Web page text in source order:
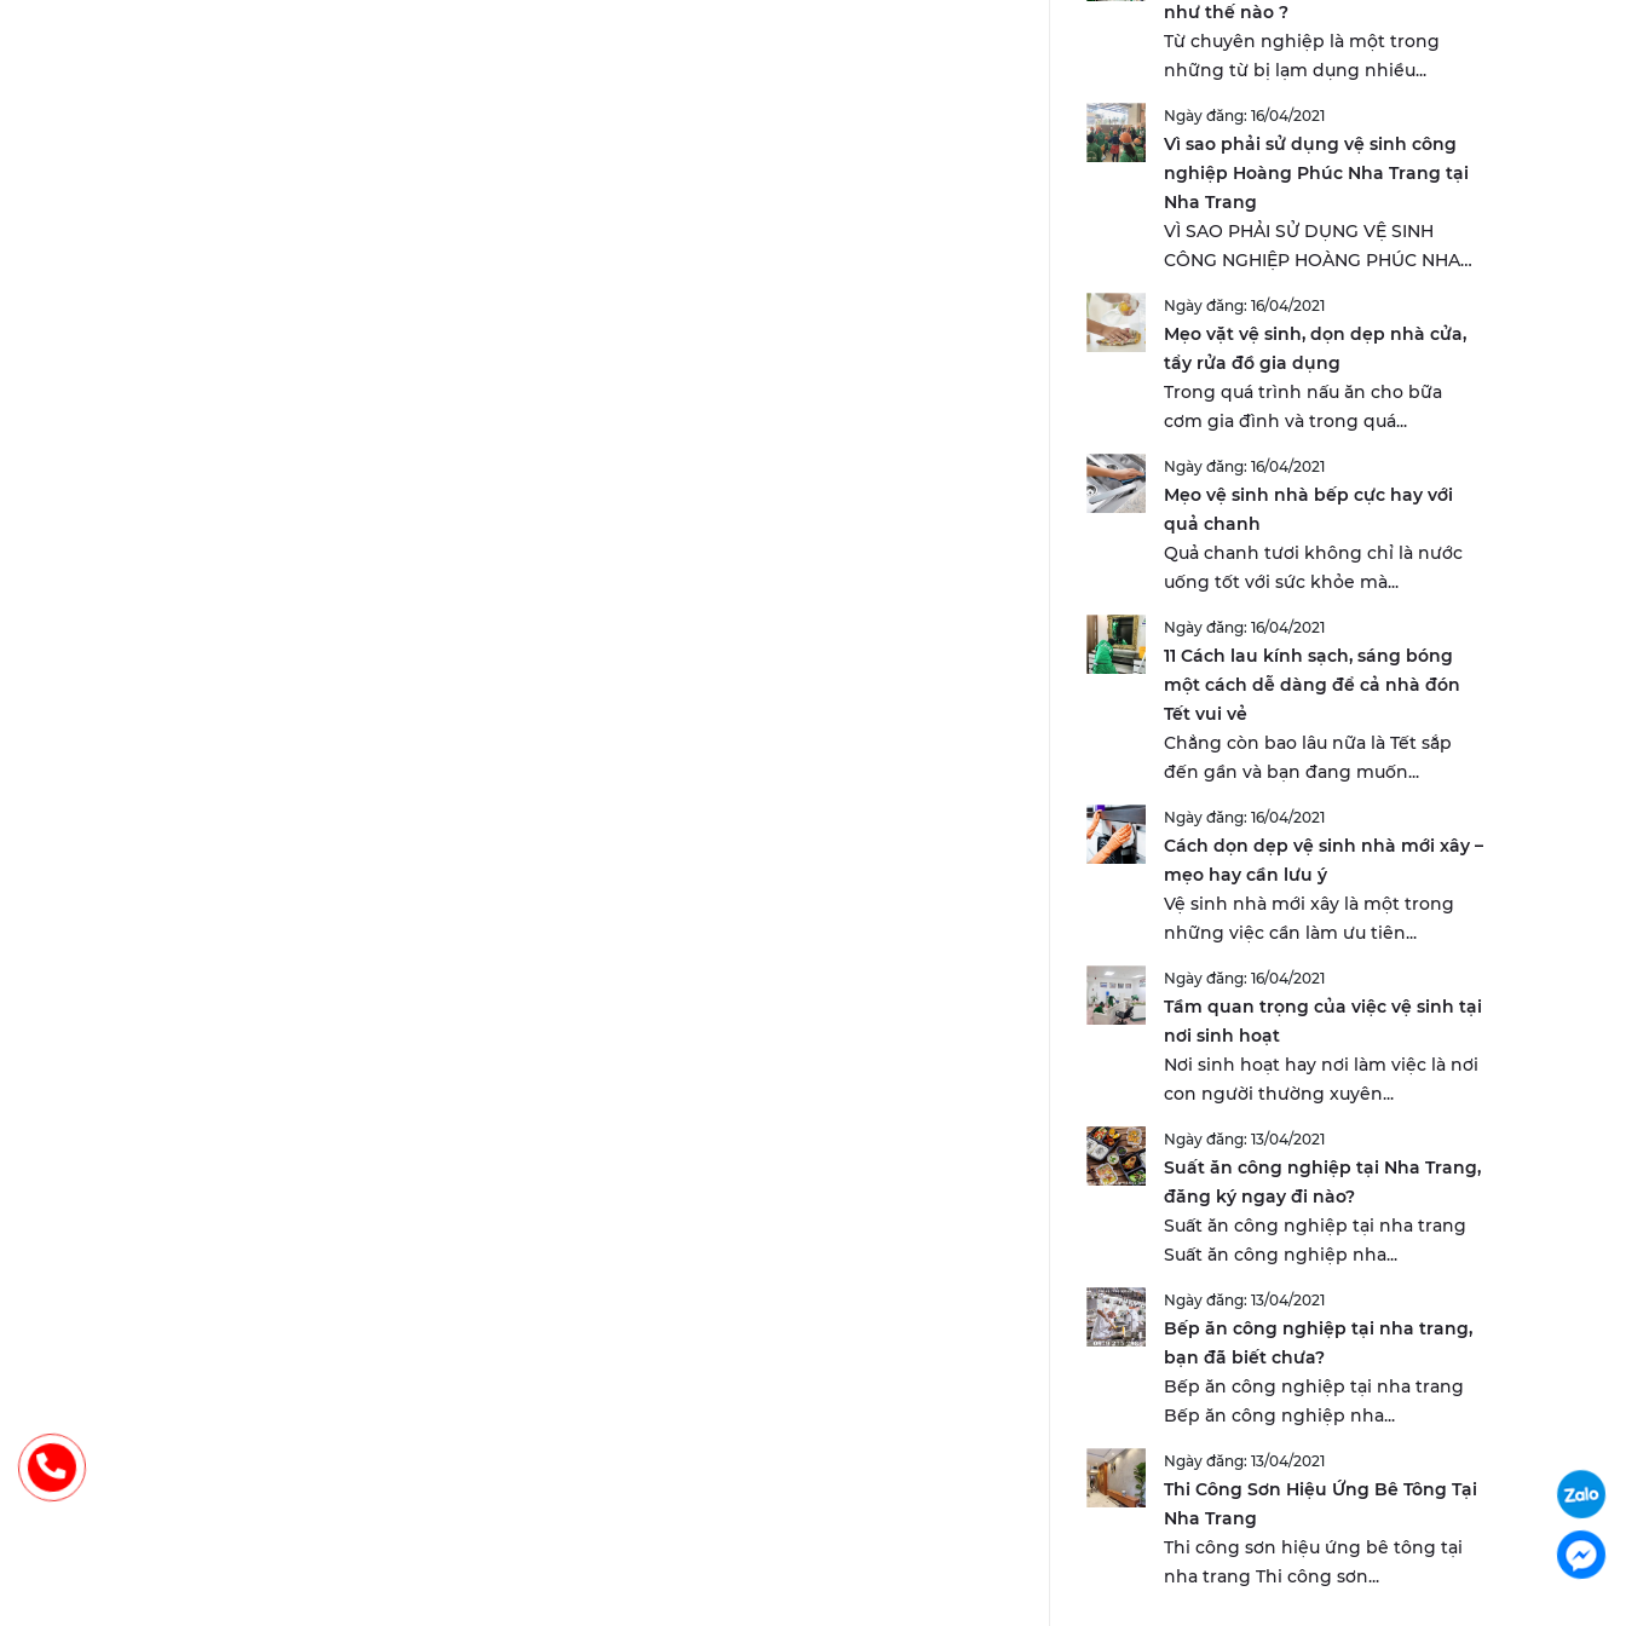
như thế nào ?
Từ chuyên nghiệp là một trong
những từ bị lạm dụng nhiều...
Ngày đăng: 16/04/2021
Vì sao phải sử dụng vệ sinh công
nghiệp Hoàng Phúc Nha Trang tại
Nha Trang
VÌ SAO PHẢI SỬ DỤNG VỆ SINH
CÔNG NGHIỆP HOÀNG PHÚC NHA
Ngày đăng: 16/04/2021
Mẹo vặt vệ sinh, dọn dẹp nhà cửa,
tẩy rửa đồ gia dụng
Trong quá trình nấu ăn cho bữa
cơm gia đình và trong quá...
Ngày đăng: 16/04/2021
Mẹo vệ sinh nhà bếp cực hay với
quả chanh
Quả chanh tươi không chỉ là nước
uống tốt với sức khỏe mà...
Ngày đăng: 16/04/2021
11 Cách lau kính sạch, sáng bóng
một cách dễ dàng để cả nhà đón
Tết vui vẻ
Chẳng còn bao lâu nữa là Tết sắp
đến gần và bạn đang muốn...
Ngày đăng: 16/04/2021
Cách dọn dẹp vệ sinh nhà mới xây –
mẹo hay cần lưu ý
Vệ sinh nhà mới xây là một trong
những việc cần làm ưu tiên...
Ngày đăng: 16/04/2021
Tầm quan trọng của việc vệ sinh tại
nơi sinh hoạt
Nơi sinh hoạt hay nơi làm việc là nơi
con người thường xuyên...
Ngày đăng: 13/04/2021
Suất ăn công nghiệp tại Nha Trang,
đăng ký ngay đi nào?
Suất ăn công nghiệp tại nha trang
Suất ăn công nghiệp nha...
Ngày đăng: 13/04/2021
Bếp ăn công nghiệp tại nha trang,
bạn đã biết chưa?
Bếp ăn công nghiệp tại nha trang
Bếp ăn công nghiệp nha...
Ngày đăng: 13/04/2021
Thi Công Sơn Hiệu Ứng Bê Tông Tại
Nha Trang
Thi công sơn hiệu ứng bê tông tại
nha trang Thi công sơn...